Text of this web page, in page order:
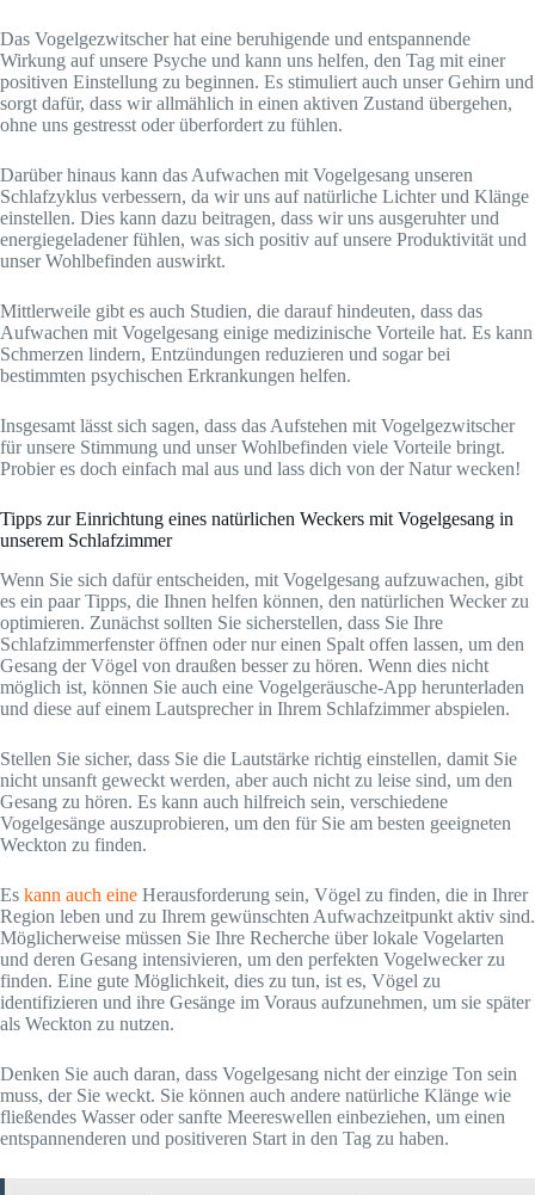
Das Vogelgezwitscher hat eine beruhigende und entspannende
Wirkung auf unsere Psyche und kann uns helfen, den Tag mit einer
positiven Einstellung zu beginnen. Es stimuliert auch unser Gehirn und
sorgt dafür, dass wir allmählich in einen aktiven Zustand übergehen,
ohne uns gestresst oder überfordert zu fühlen.
Darüber hinaus kann das Aufwachen mit Vogelgesang unseren
Schlafzyklus verbessern, da wir uns auf natürliche Lichter und Klänge
einstellen. Dies kann dazu beitragen, dass wir uns ausgeruhter und
energiegeladener fühlen, was sich positiv auf unsere Produktivität und
unser Wohlbefinden auswirkt.
Mittlerweile gibt es auch Studien, die darauf hindeuten, dass das
Aufwachen mit Vogelgesang einige medizinische Vorteile hat. Es kann
Schmerzen lindern, Entzündungen reduzieren und sogar bei
bestimmten psychischen Erkrankungen helfen.
Insgesamt lässt sich sagen, dass das Aufstehen mit Vogelgezwitscher
für unsere Stimmung und unser Wohlbefinden viele Vorteile bringt.
Probier es doch einfach mal aus und lass dich von der Natur wecken!
Tipps zur Einrichtung eines natürlichen Weckers mit Vogelgesang in
unserem Schlafzimmer
Wenn Sie sich dafür entscheiden, mit Vogelgesang aufzuwachen, gibt
es ein paar Tipps, die Ihnen helfen können, den natürlichen Wecker zu
optimieren. Zunächst sollten Sie sicherstellen, dass Sie Ihre
Schlafzimmerfenster öffnen oder nur einen Spalt offen lassen, um den
Gesang der Vögel von draußen besser zu hören. Wenn dies nicht
möglich ist, können Sie auch eine Vogelgeräusche-App herunterladen
und diese auf einem Lautsprecher in Ihrem Schlafzimmer abspielen.
Stellen Sie sicher, dass Sie die Lautstärke richtig einstellen, damit Sie
nicht unsanft geweckt werden, aber auch nicht zu leise sind, um den
Gesang zu hören. Es kann auch hilfreich sein, verschiedene
Vogelgesänge auszuprobieren, um den für Sie am besten geeigneten
Weckton zu finden.
Es kann auch eine Herausforderung sein, Vögel zu finden, die in Ihrer
Region leben und zu Ihrem gewünschten Aufwachzeitpunkt aktiv sind.
Möglicherweise müssen Sie Ihre Recherche über lokale Vogelarten
und deren Gesang intensivieren, um den perfekten Vogelwecker zu
finden. Eine gute Möglichkeit, dies zu tun, ist es, Vögel zu
identifizieren und ihre Gesänge im Voraus aufzunehmen, um sie später
als Weckton zu nutzen.
Denken Sie auch daran, dass Vogelgesang nicht der einzige Ton sein
muss, der Sie weckt. Sie können auch andere natürliche Klänge wie
fließendes Wasser oder sanfte Meereswellen einbeziehen, um einen
entspannenderen und positiveren Start in den Tag zu haben.